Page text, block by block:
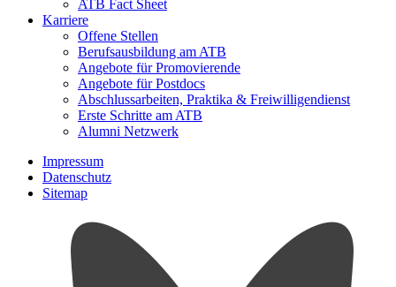
ATB Fact Sheet
Karriere
Offene Stellen
Berufsausbildung am ATB
Angebote für Promovierende
Angebote für Postdocs
Abschlussarbeiten, Praktika & Freiwilligendienst
Erste Schritte am ATB
Alumni Netzwerk
Impressum
Datenschutz
Sitemap